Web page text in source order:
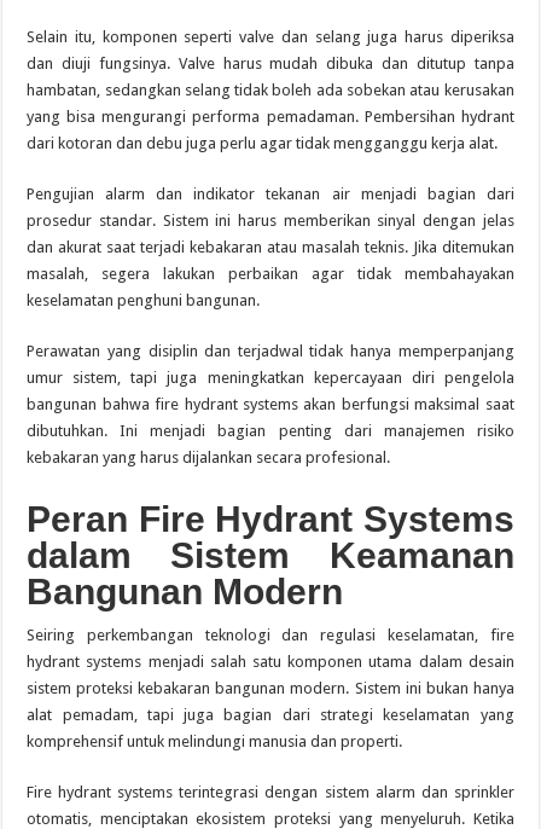
Selain itu, komponen seperti valve dan selang juga harus diperiksa
dan diuji fungsinya. Valve harus mudah dibuka dan ditutup tanpa
hambatan, sedangkan selang tidak boleh ada sobekan atau kerusakan
yang bisa mengurangi performa pemadaman. Pembersihan hydrant
dari kotoran dan debu juga perlu agar tidak mengganggu kerja alat.
Pengujian alarm dan indikator tekanan air menjadi bagian dari
prosedur standar. Sistem ini harus memberikan sinyal dengan jelas
dan akurat saat terjadi kebakaran atau masalah teknis. Jika ditemukan
masalah, segera lakukan perbaikan agar tidak membahayakan
keselamatan penghuni bangunan.
Perawatan yang disiplin dan terjadwal tidak hanya memperpanjang
umur sistem, tapi juga meningkatkan kepercayaan diri pengelola
bangunan bahwa fire hydrant systems akan berfungsi maksimal saat
dibutuhkan. Ini menjadi bagian penting dari manajemen risiko
kebakaran yang harus dijalankan secara profesional.
Peran Fire Hydrant Systems
dalam Sistem Keamanan
Bangunan Modern
Seiring perkembangan teknologi dan regulasi keselamatan, fire
hydrant systems menjadi salah satu komponen utama dalam desain
sistem proteksi kebakaran bangunan modern. Sistem ini bukan hanya
alat pemadam, tapi juga bagian dari strategi keselamatan yang
komprehensif untuk melindungi manusia dan properti.
Fire hydrant systems terintegrasi dengan sistem alarm dan sprinkler
otomatis, menciptakan ekosistem proteksi yang menyeluruh. Ketika